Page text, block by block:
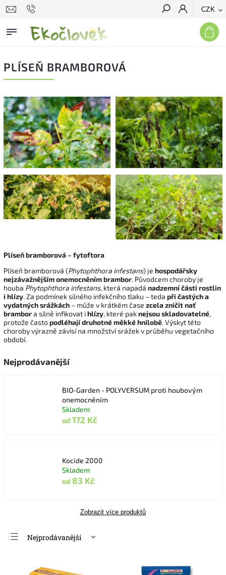
CZK
Hledat
PLÍSEŇ BRAMBOROVÁ
Plíseň bramborová – fytoftora
Plíseň bramborová (Phytophthora infestans) je hospodářsky
nejzávažnějším onemocněním brambor. Původcem choroby je
houba Phytophthora infestans, která napadá nadzemní části rostlin
i hlízy. Za podmínek silného infekčního tlaku – teda při častých a
vydatných srážkách – může v krátkém čase zcela zničit nať
brambora silně infikovat ihlízy, které paknejsou skladovatelné,
protože častopodléhají druhotné měkké hnilobě. Výskyt této
choroby výrazně závisí na množství srážek v průběhu vegetačního
období.
Nejprodávanější
BIO-Garden - POLYVERSUM proti houbovým
onemocněním
Skladem
od 172 Kč
Kocide 2000
Skladem
od 83 Kč
Zobrazit více produktů
Nejprodávanější
Nejdražší